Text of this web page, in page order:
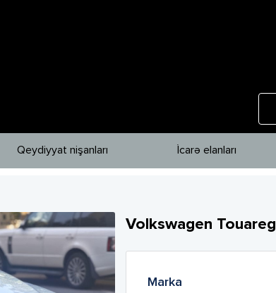
Qeydiyyat nişanları İcarə elanları
Volkswagen Touareg
Marka